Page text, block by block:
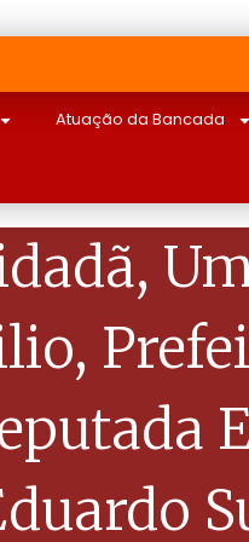
Atuação da Bancada